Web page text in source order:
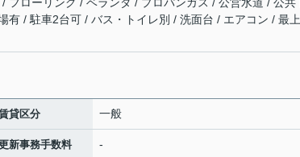
有 / 駐車2台可 / バス・トイレ別 / 洗面台 / エアコン / 最上
貸区分 一般
新事務手数料 -